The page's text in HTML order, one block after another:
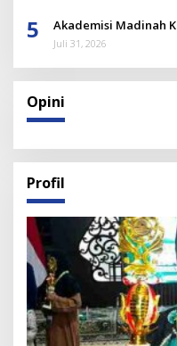
5 Akademisi Madinah
Juli 31, 2026
Opini
Profil